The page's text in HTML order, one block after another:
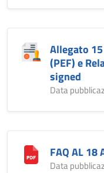
Allegato
(PEF) e
signed
Data
FAQ AL 18
Data